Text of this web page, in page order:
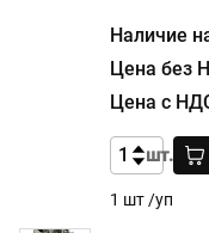
1 шт /уп
шт.